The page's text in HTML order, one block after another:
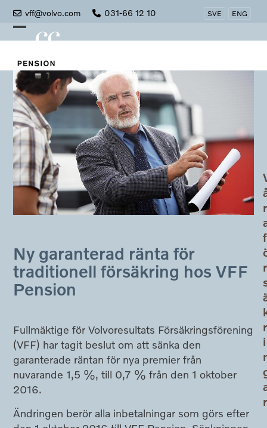
Skip
content
vff@volvo.com 031-66 12 10 SVE ENG
Open
mobile
menu
Close
mobile
menu
Ny garanterad ränta för
traditionell försäkring hos VFF
Pension
Fullmäktige för Volvoresultats Försäkringsförening
(VFF) har tagit beslut om att sänka den
garanterade räntan för nya premier från
nuvarande 1,5 %, till 0,7 % från den 1 oktober
2016.
Ändringen berör alla inbetalningar som görs efter
r
f
r
r
i
r